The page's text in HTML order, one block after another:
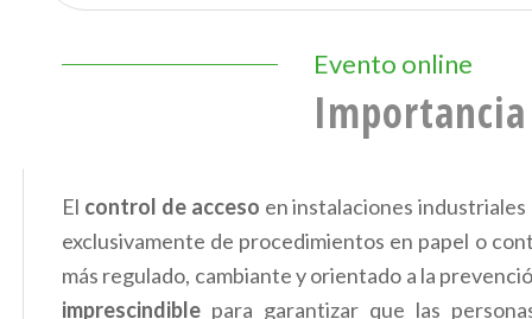
Evento online
El control de acceso en instalaciones
exclusivamente de procedimientos en papel o
más regulado, cambiante y orientado a la
imprescindible para garantizar que las